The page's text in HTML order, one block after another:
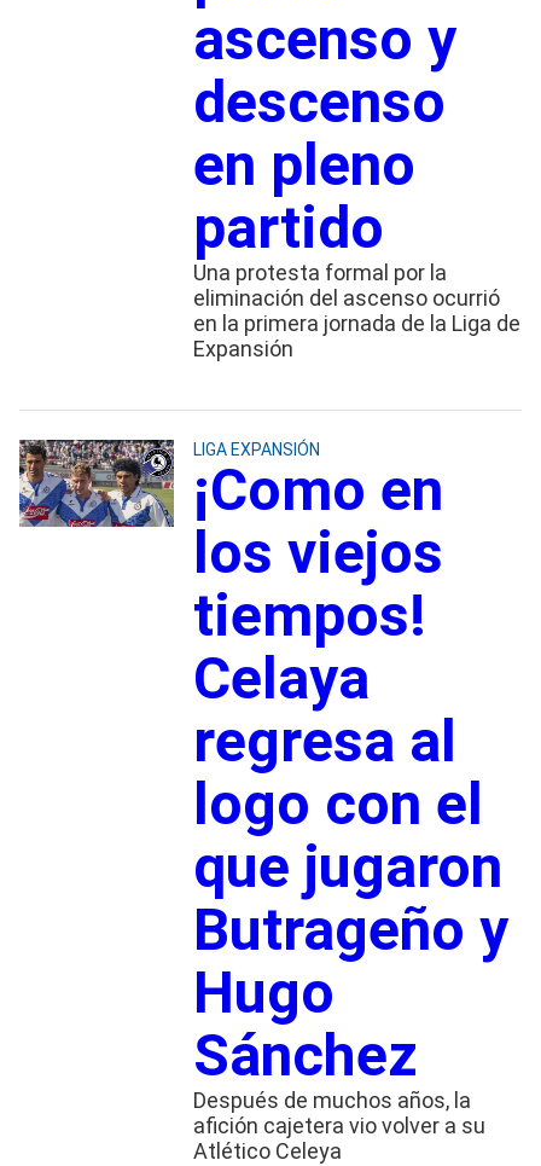
ascenso y
descenso
en pleno
partido
Una protesta formal por la
eliminación del ascenso ocurrió
en la primera jornada de la Liga de
Expansión
LIGA EXPANSIÓN
¡Como en
los viejos
tiempos!
Celaya
regresa al
logo con el
que jugaron
Butrageño y
Hugo
Sánchez
Después de muchos años, la
afición cajetera vio volver a su
Atlético Celeya